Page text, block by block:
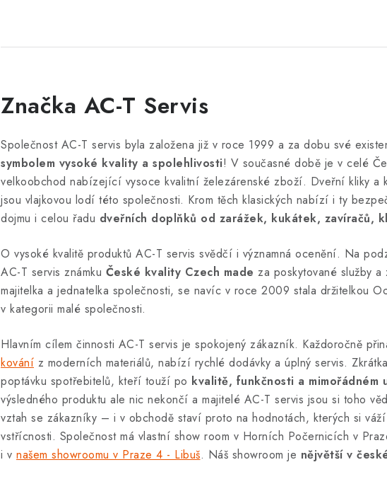
Značka AC-T Servis
Společnost AC-T servis byla založena již v roce 1999 a za dobu své
symbolem vysoké kvality a spolehlivosti! V současné době je v celé
velkoobchod nabízející vysoce kvalitní železárenské zboží. Dveřní kliky a
jsou vlajkovou lodí této společnosti. Krom těch klasických nabízí i ty
dojmu i celou řadu dveřních doplňků od zarážek, kukátek, zavíračů,
O vysoké kvalitě produktů AC-T servis svědčí i významná ocenění. Na
AC-T servis známku České kvality Czech made za poskytované služby a
majitelka a jednatelka společnosti, se navíc v roce 2009 stala držitelkou
v kategorii malé společnosti.
Hlavním cílem činnosti AC-T servis je spokojený zákazník. Každoročně
kování z moderních materiálů, nabízí rychlé dodávky a úplný servis.
poptávku spotřebitelů, kteří touží po kvalitě, funkčnosti a mimořádném
výsledného produktu ale nic nekončí a majitelé AC-T servis jsou si toho
vztah se zákazníky – i v obchodě staví proto na hodnotách, kterých si
vstřícnosti. Společnost má vlastní show room v Horních Počernicích v
i v našem showroomu v Praze 4 - Libuš. Náš showroom je nějvětší v